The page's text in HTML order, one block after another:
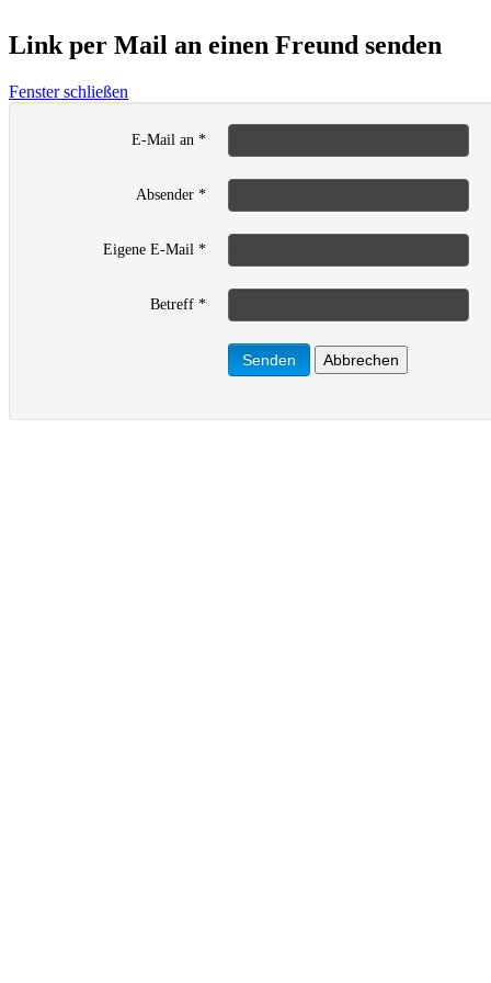
Link per Mail an einen Freund senden
Fenster schließen
E-Mail an *
Absender *
Eigene E-Mail *
Betreff *
Senden Abbrechen